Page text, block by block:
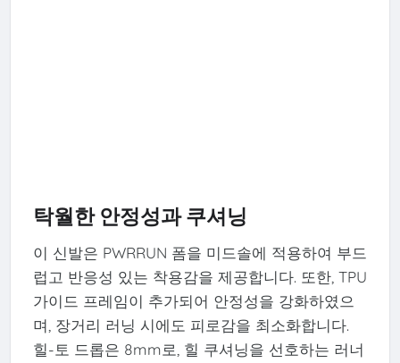
탁월한 안정성과 쿠셔닝
이 신발은 PWRRUN 폼을 미드솔에 적용하여 부드
럽고 반응성 있는 착용감을 제공합니다. 또한, TPU
가이드 프레임이 추가되어 안정성을 강화하였으
며, 장거리 러닝 시에도 피로감을 최소화합니다.
힐-토 드롭은 8mm로, 힐 쿠셔닝을 선호하는 러너